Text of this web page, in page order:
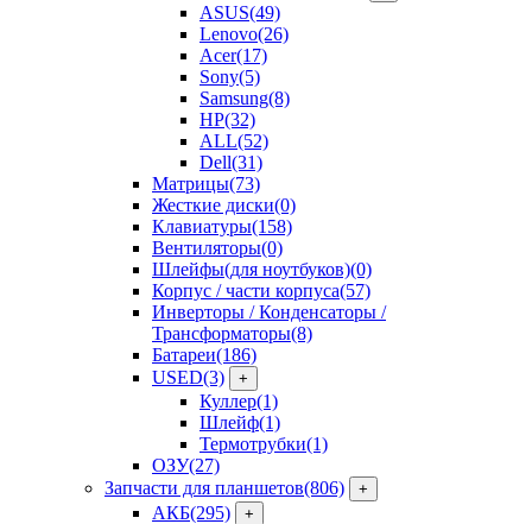
ASUS(49)
Lenovo(26)
Acer(17)
Sony(5)
Samsung(8)
HP(32)
ALL(52)
Dell(31)
Матрицы(73)
Жесткие диски(0)
Клавиатуры(158)
Вентиляторы(0)
Шлейфы(для ноутбуков)(0)
Корпус / части корпуса(57)
Инверторы / Конденсаторы /
Трансформаторы(8)
Батареи(186)
USED(3) +
Куллер(1)
Шлейф(1)
Термотрубки(1)
ОЗУ(27)
Запчасти для планшетов(806) +
АКБ(295) +